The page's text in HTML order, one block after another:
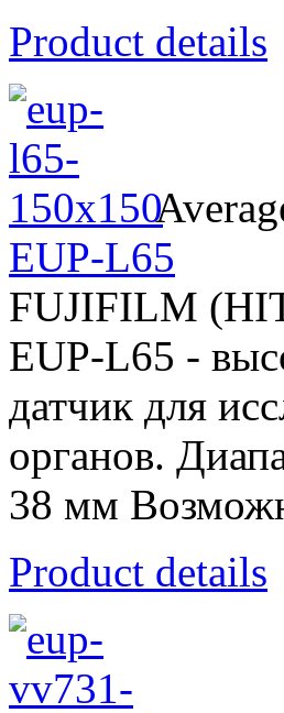
Product details
EUP-L65
FUJIFILM
EUP-L65 -
датчик для
органов.
38 мм
Product details